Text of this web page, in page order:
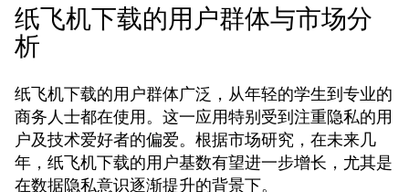
纸飞机下载的用户群体与市场分
析
纸飞机下载的用户群体广泛，从年轻的学生到专业的
商务人士都在使用。这一应用特别受到注重隐私的用
户及技术爱好者的偏爱。根据市场研究，在未来几
年，纸飞机下载的用户基数有望进一步增长，尤其是
在数据隐私意识逐渐提升的背景下。